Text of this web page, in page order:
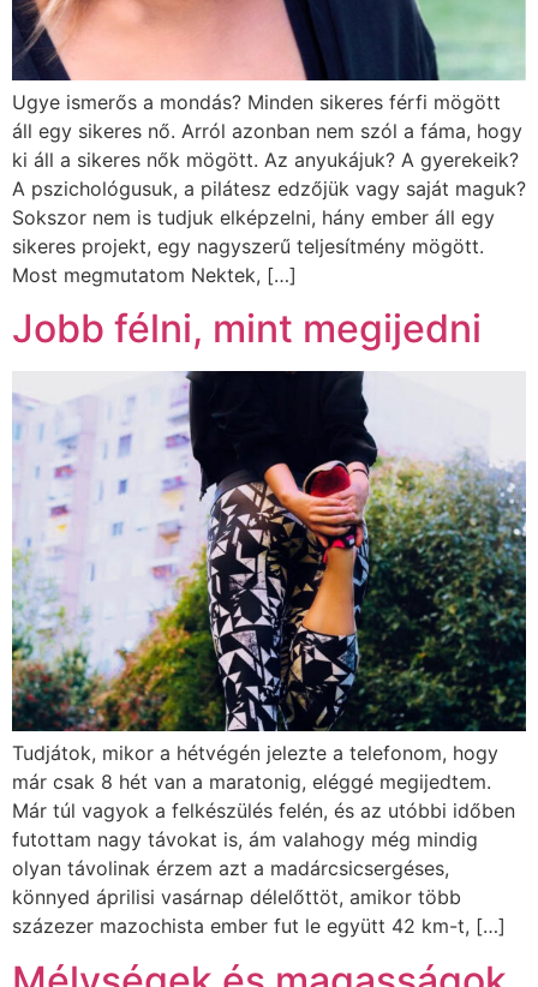
Ugye ismerős a mondás? Minden sikeres férfi mögött
áll egy sikeres nő. Arról azonban nem szól a fáma, hogy
ki áll a sikeres nők mögött. Az anyukájuk? A gyerekeik?
A pszichológusuk, a pilátesz edzőjük vagy saját maguk?
Sokszor nem is tudjuk elképzelni, hány ember áll egy
sikeres projekt, egy nagyszerű teljesítmény mögött.
Most megmutatom Nektek, […]
Jobb félni, mint megijedni
Tudjátok, mikor a hétvégén jelezte a telefonom, hogy
már csak 8 hét van a maratonig, eléggé megijedtem.
Már túl vagyok a felkészülés felén, és az utóbbi időben
futottam nagy távokat is, ám valahogy még mindig
olyan távolinak érzem azt a madárcsicsergéses,
könnyed áprilisi vasárnap délelőttöt, amikor több
százezer mazochista ember fut le együtt 42 km-t, […]